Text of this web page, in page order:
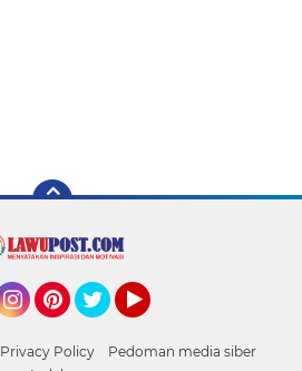
Privacy Policy
Pedoman media siber